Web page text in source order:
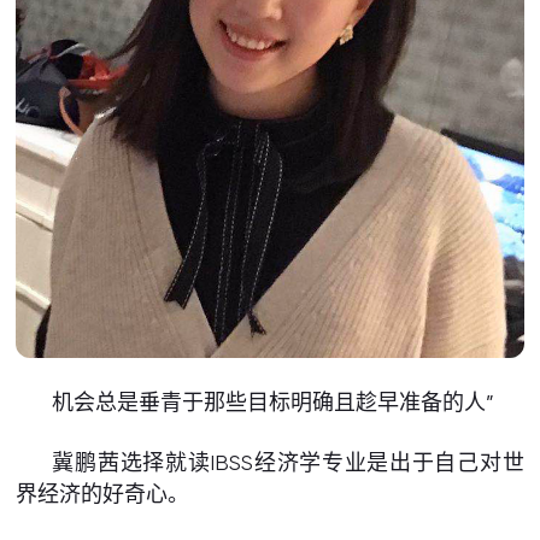
机会总是垂青于那些目标明确且趁早准备的人”
冀鹏茜选择就读IBSS经济学专业是出于自己对世
界经济的好奇心。